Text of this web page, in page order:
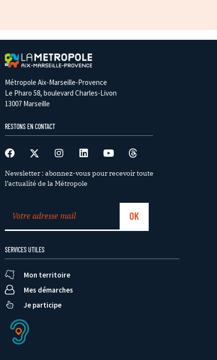
Métropole Aix-Marseille-Provence
Le Pharo 58, boulevard Charles-Livon
13007 Marseille
RESTONS EN CONTACT
Newsletter : abonnez-vous pour recevoir toute
l’actualité de la Métropole
SERVICES UTILES
Mon territoire
Mes démarches
Je participe